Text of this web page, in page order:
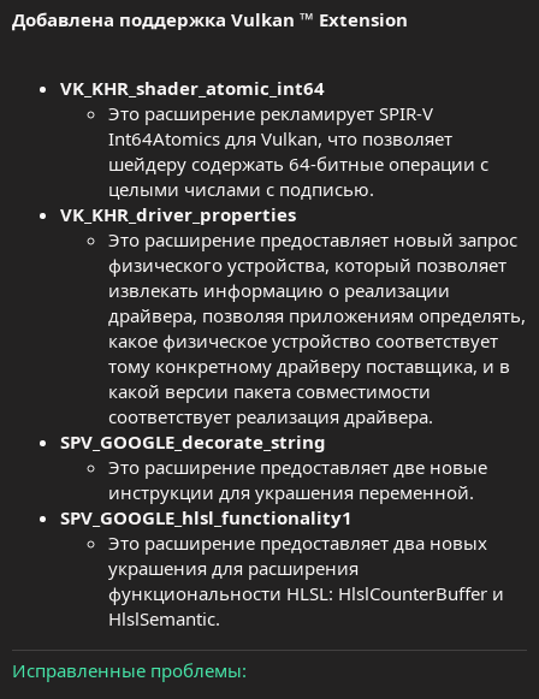
Добавлена поддержка Vulkan ™ Extension
VK_KHR_shader_atomic_int64
Это расширение рекламирует SPIR-V
Int64Atomics для Vulkan, что позволяет
шейдеру содержать 64-битные операции с
целыми числами с подписью.
VK_KHR_driver_properties
Это расширение предоставляет новый запрос
физического устройства, который позволяет
извлекать информацию о реализации
драйвера, позволяя приложениям определять,
какое физическое устройство соответствует
тому конкретному драйверу поставщика, и в
какой версии пакета совместимости
соответствует реализация драйвера.
SPV_GOOGLE_decorate_string
Это расширение предоставляет две новые
инструкции для украшения переменной.
SPV_GOOGLE_hlsl_functionality1
Это расширение предоставляет два новых
украшения для расширения
функциональности HLSL: HlslCounterBuffer и
HlslSemantic.
Исправленные проблемы